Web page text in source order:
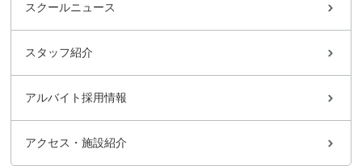
スクールニュース
スタッフ紹介
アルバイト採用情報
アクセス・施設紹介